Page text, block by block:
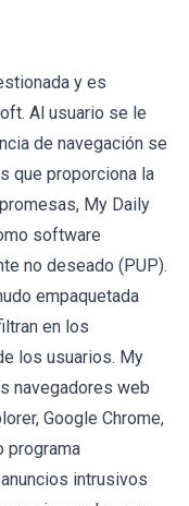
y es
Al usuario se le
de navegación se
que proporciona la
My Daily
software
no deseado (PUP).
empaquetada
en los
los usuarios. My
navegadores web
Google Chrome,
programa
intrusivos